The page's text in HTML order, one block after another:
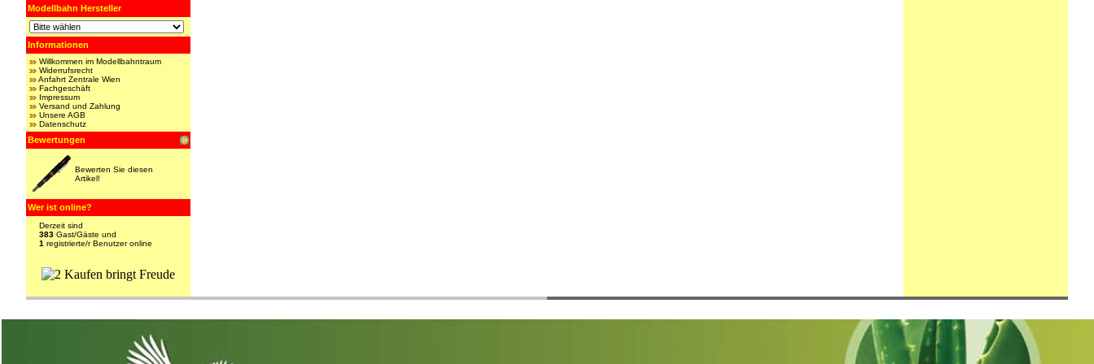
Modellbahn Hersteller
Informationen
Willkommen im Modellbahntraum
Widerrufsrecht
Anfahrt Zentrale Wien
Fachgeschäft
Impressum
Versand und Zahlung
Unsere AGB
Datenschutz
Bewertungen
Bewerten Sie diesen
Artikel!
Wer ist online?
Derzeit sind
383 Gast/Gäste und
1 registrierte/r Benutzer online